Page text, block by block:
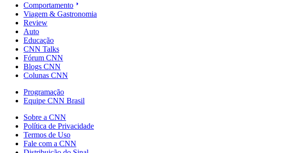
Comportamento
Viagem & Gastronomia
Review
Auto
Educação
CNN Talks
Fórum CNN
Blogs CNN
Colunas CNN
Programação
Equipe CNN Brasil
Sobre a CNN
Política de Privacidade
Termos de Uso
Fale com a CNN